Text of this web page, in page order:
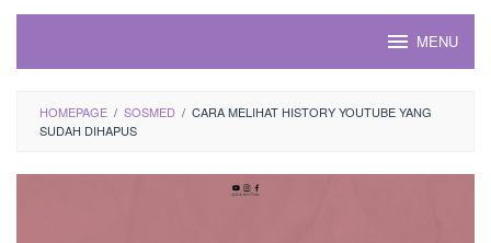
MENU
HOMEPAGE / SOSMED / CARA MELIHAT HISTORY YOUTUBE YANG
SUDAH DIHAPUS